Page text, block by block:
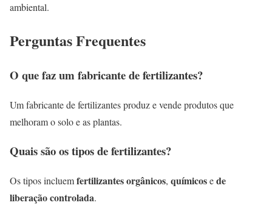
ambiental.
Perguntas Frequentes
O que faz um fabricante de fertilizantes?
Um fabricante de fertilizantes produz e vende produtos que
melhoram o solo e as plantas.
Quais são os tipos de fertilizantes?
Os tipos incluemfertilizantes orgânicos, químicosede
liberação controlada.